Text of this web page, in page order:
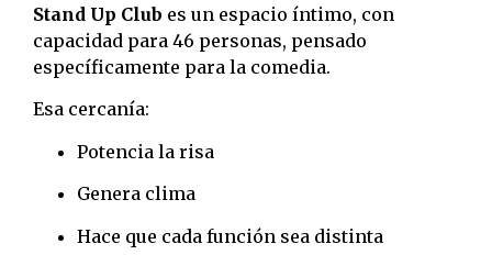
Stand Up Club es un espacio íntimo, con
capacidad para 46 personas, pensado
específicamente para la comedia.
Esa cercanía:
Potencia la risa
Genera clima
Hace que cada función sea distinta